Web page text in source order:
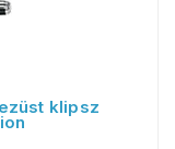
klipsz